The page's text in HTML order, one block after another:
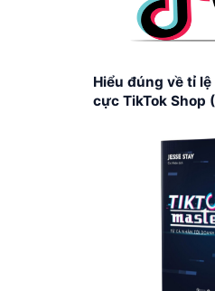
Hiểu đúng về tỉ
cực TikTok Shop